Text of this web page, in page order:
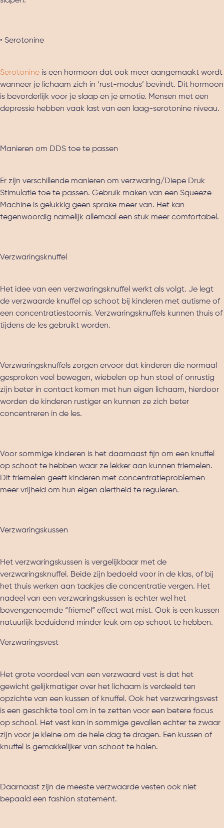
• Serotonine
Serotonine is een hormoon dat ook meer aangemaakt wordt
wanneer je lichaam zich in ‘rust-modus’ bevindt. Dit hormoon
is bevorderlijk voor je slaap en je emotie. Mensen met een
depressie hebben vaak last van een laag-serotonine niveau.
Manieren om DDS toe te passen
Er zijn verschillende manieren om verzwaring/Diepe Druk
Stimulatie toe te passen. Gebruik maken van een Squeeze
Machine is gelukkig geen sprake meer van. Het kan
tegenwoordig namelijk allemaal een stuk meer comfortabel.
Verzwaringsknuffel
Het idee van een verzwaringsknuffel werkt als volgt. Je legt
de verzwaarde knuffel op schoot bij kinderen met autisme of
een concentratiestoornis. Verzwaringsknuffels kunnen thuis of
tijdens de les gebruikt worden.
Verzwaringsknuffels zorgen ervoor dat kinderen die normaal
gesproken veel bewegen, wiebelen op hun stoel of onrustig
zijn beter in contact komen met hun eigen lichaam, hierdoor
worden de kinderen rustiger en kunnen ze zich beter
concentreren in de les.
Voor sommige kinderen is het daarnaast fijn om een knuffel
op schoot te hebben waar ze lekker aan kunnen friemelen.
Dit friemelen geeft kinderen met concentratieproblemen
meer vrijheid om hun eigen alertheid te reguleren.
Verzwaringskussen
Het verzwaringskussen is vergelijkbaar met de
verzwaringsknuffel. Beide zijn bedoeld voor in de klas, of bij
het thuis werken aan taakjes die concentratie vergen. Het
nadeel van een verzwaringskussen is echter wel het
bovengenoemde “friemel” effect wat mist. Ook is een kussen
natuurlijk beduidend minder leuk om op schoot te hebben.
Verzwaringsvest
Het grote voordeel van een verzwaard vest is dat het
gewicht gelijkmatiger over het lichaam is verdeeld ten
opzichte van een kussen of knuffel. Ook het verzwaringsvest
is een geschikte tool om in te zetten voor een betere focus
op school. Het vest kan in sommige gevallen echter te zwaar
zijn voor je kleine om de hele dag te dragen. Een kussen of
knuffel is gemakkelijker van schoot te halen.
Daarnaast zijn de meeste verzwaarde vesten ook niet
bepaald een fashion statement.